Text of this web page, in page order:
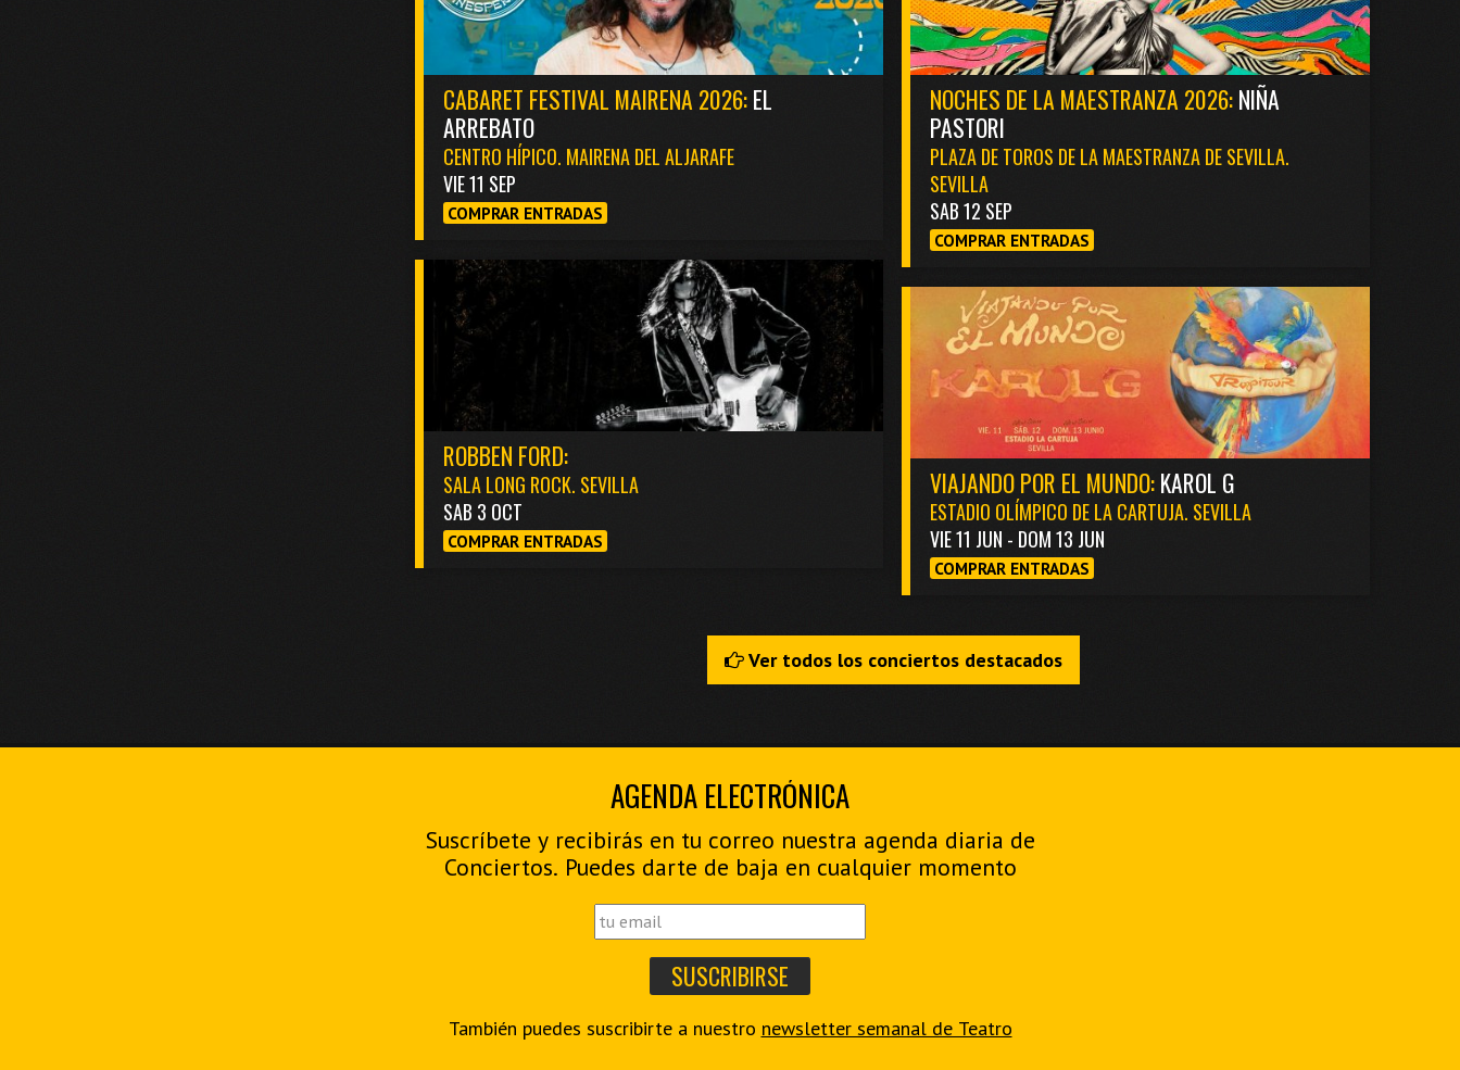
CABARET FESTIVAL MAIRENA 2026:EL
ARREBATO
CENTRO HÍPICO. MAIRENA DEL ALJARAFE
VIE 11 SEP
COMPRAR ENTRADAS
NOCHES DE LA MAESTRANZA 2026:NIÑA
PASTORI
PLAZA DE TOROS DE LA MAESTRANZA DE SEVILLA.
SEVILLA
SAB 12 SEP
COMPRAR ENTRADAS
ROBBEN FORD:
SALA LONG ROCK. SEVILLA
SAB 3 OCT
COMPRAR ENTRADAS
VIAJANDO POR EL MUNDO:KAROL G
ESTADIO OLÍMPICO DE LA CARTUJA. SEVILLA
VIE 11 JUN - DOM 13 JUN
COMPRAR ENTRADAS
Ver todos los conciertos destacados
AGENDA ELECTRÓNICA
Suscríbete y recibirás en tu correo nuestra agenda diaria de
Conciertos. Puedes darte de baja en cualquier momento
También puedes suscribirte a nuestro newsletter semanal de Teatro